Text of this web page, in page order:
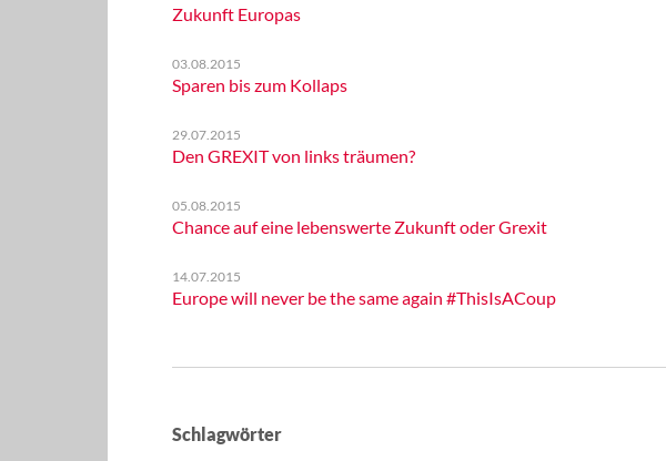
Zukunft Europas
03.08.2015
Sparen bis zum Kollaps
29.07.2015
Den GREXIT von links träumen?
05.08.2015
Chance auf eine lebenswerte Zukunft oder Grexit
14.07.2015
Europe will never be the same again #ThisIsACoup
Schlagwörter